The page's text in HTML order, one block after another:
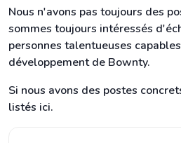
Nous n'avons pas toujours des
sommes toujours intéressés
personnes talentueuses
développement de Bownty.
Si nous avons des postes
listés ici.